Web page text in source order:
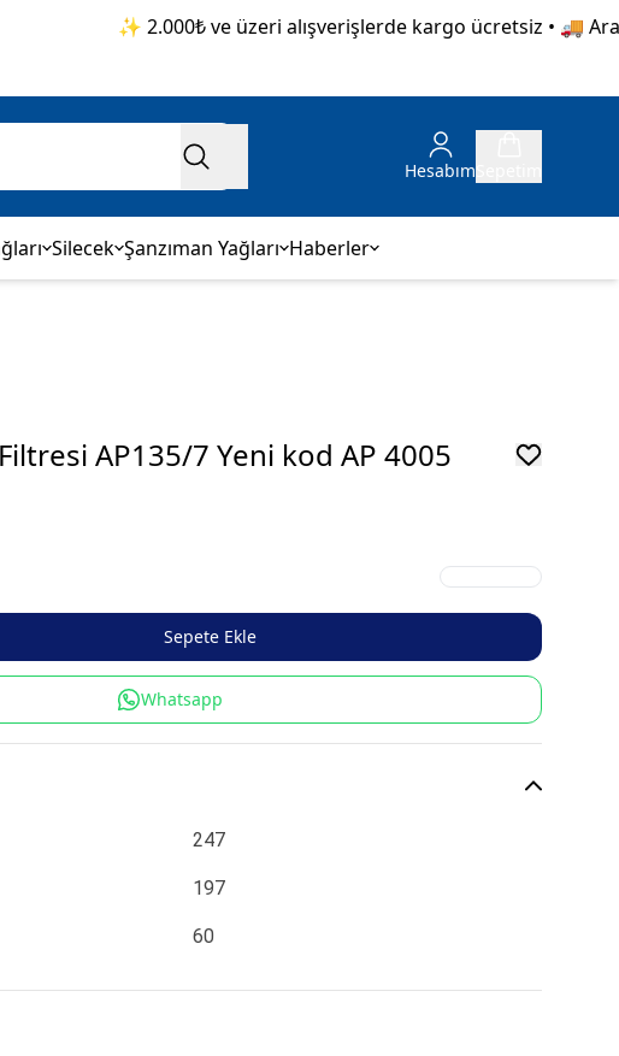
✨ 2.000₺ ve üzeri alışverişlerde kargo ücretsiz • 🚚 Aras
Hesabım
Silecek Şanzıman Yağları Haberler
AP135/7 Yeni kod AP 4005
Sepete Ekle
Whatsapp
247
197
60